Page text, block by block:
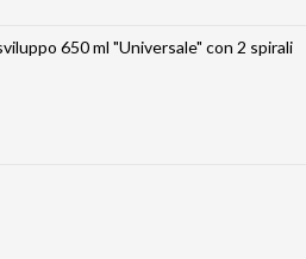
650 ml "Universale" con 2 spirali